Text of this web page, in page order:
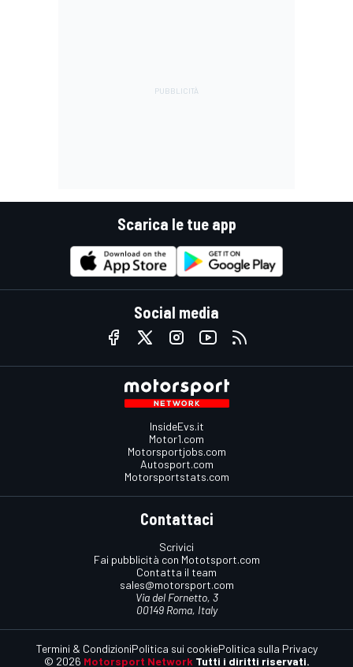
Scarica le tue app
Social media
InsideEvs.it
Motor1.com
Motorsportjobs.com
Autosport.com
Motorsportstats.com
Contattaci
Scrivici
Fai pubblicità con Mototsport.com
Contatta il team
sales@motorsport.com
Via del Fornetto, 3
00149 Roma, Italy
© 2026 Motorsport Network Tutti i diritti riservati.
Termini & CondizioniPolitica sui cookiePolitica sulla Privacy